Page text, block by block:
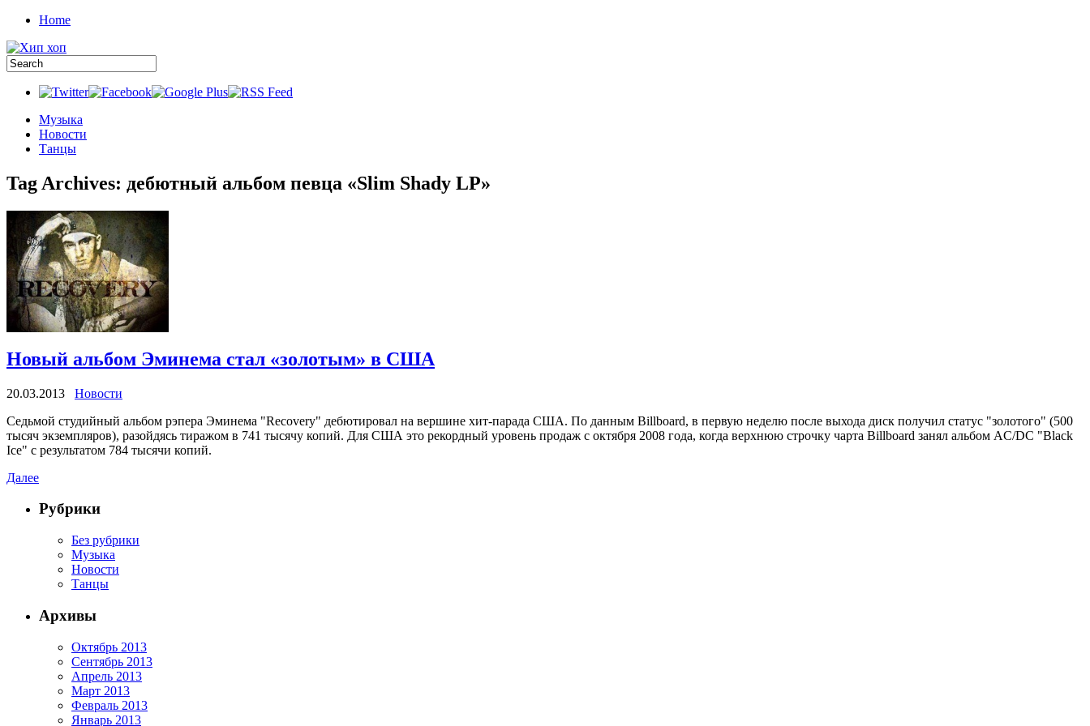
Home
Музыка
Новости
Танцы
Tag Archives: дебютный альбом певца «Slim Shady LP»
Новый альбом Эминема стал «золотым» в США
20.03.2013
Новости
Седьмой студийный альбом рэпера Эминема "Recovery" дебютировал на вершине хит-парада США. По данным Billboard, в первую неделю после выхода диск получил статус "золотого" (500
тысяч экземпляров), разойдясь тиражом в 741 тысячу копий. Для США это рекордный уровень продаж с октября 2008 года, когда верхнюю строчку чарта Billboard занял альбом AC/DC "Black
Ice" с результатом 784 тысячи копий.
Далее
Рубрики
Без рубрики
Музыка
Новости
Танцы
Архивы
Октябрь 2013
Сентябрь 2013
Апрель 2013
Март 2013
Февраль 2013
Январь 2013